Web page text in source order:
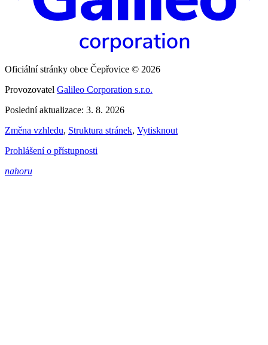
Oficiální stránky obce Čepřovice © 2026
Provozovatel Galileo Corporation s.r.o.
Poslední aktualizace: 3. 8. 2026
Změna vzhledu, Struktura stránek, Vytisknout
Prohlášení o přístupnosti
nahoru